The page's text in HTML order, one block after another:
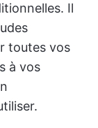
Il
toutes vos
à vos